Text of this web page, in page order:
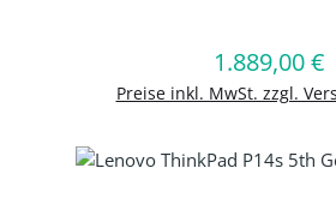
Regulärer
1.889,00 €
Preise inkl. MwSt. zzgl.
In den